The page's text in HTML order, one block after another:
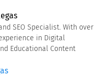
SEO Specialist. With over
in Digital
Educational Content